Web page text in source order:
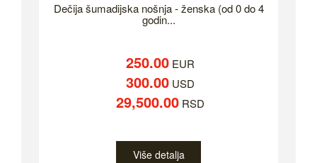
Dečija šumadijska nošnja - ženska (od 0 do 4
godin...
250.00 EUR
300.00 USD
29,500.00 RSD
Više detalja